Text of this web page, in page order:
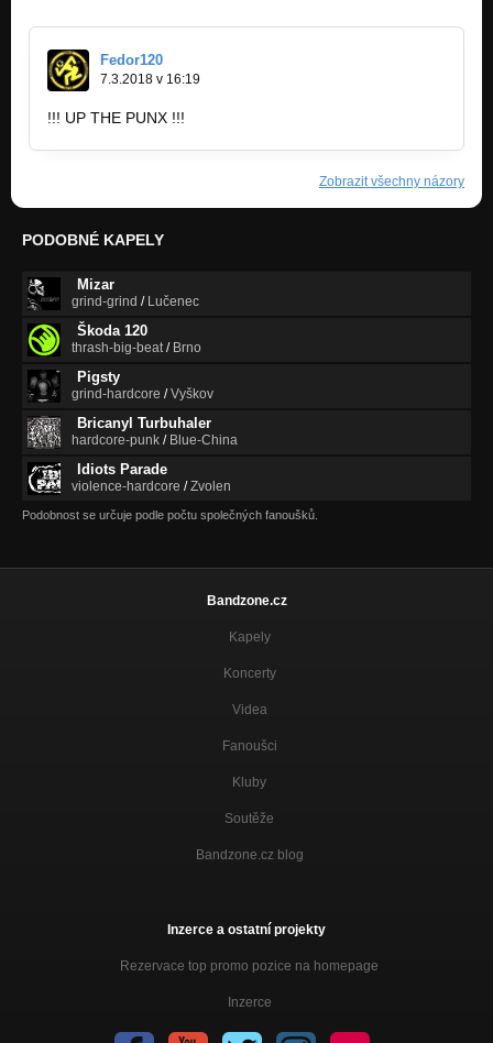
Fedor120
7.3.2018 v 16:19
!!! UP THE PUNX !!!
Zobrazit všechny názory
PODOBNÉ KAPELY
Mizar
grind-grind / Lučenec
Škoda 120
thrash-big-beat / Brno
Pigsty
grind-hardcore /Vyškov
Bricanyl Turbuhaler
hardcore-punk / Blue-China
Idiots Parade
violence-hardcore /Zvolen
Podobnost se určuje podle počtu společných fanoušků.
Bandzone.cz
Kapely
Koncerty
Videa
Fanoušci
Kluby
Soutěže
Bandzone.cz blog
Inzerce a ostatní projekty
Rezervace top promo pozice na homepage
Inzerce